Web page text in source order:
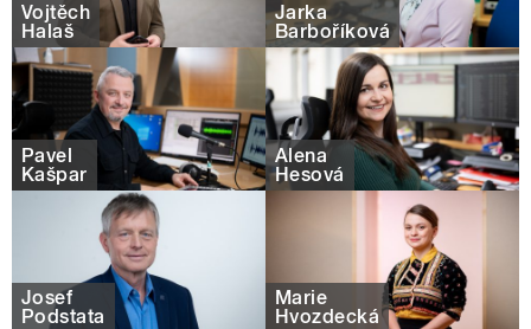
Vojtěch
Halaš
Jarka
Barboříková
Pavel
Kašpar
Alena
Hesová
Josef
Podstata
Marie
Hvozdecká